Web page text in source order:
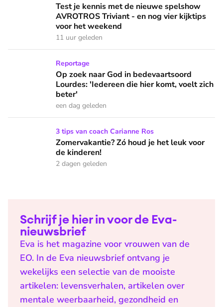
Test je kennis met de nieuwe spelshow AVROTROS
Test je kennis met de nieuwe spelshow
AVROTROS Triviant - en nog vier kijktips
voor het weekend
11 uur geleden
Op zoek naar God in bedevaartsoord Lourdes: 'Iedereen
Reportage
Op zoek naar God in bedevaartsoord
Lourdes: 'Iedereen die hier komt, voelt zich
beter'
een dag geleden
Zomervakantie? Zó houd je het leuk voor de kinderen!
3 tips van coach Carianne Ros
Zomervakantie? Zó houd je het leuk voor
de kinderen!
2 dagen geleden
Schrijf je hier in voor de Eva-
nieuwsbrief
Eva is het magazine voor vrouwen van de
EO. In de Eva nieuwsbrief ontvang je
wekelijks een selectie van de mooiste
artikelen: levensverhalen, artikelen over
mentale weerbaarheid, gezondheid en